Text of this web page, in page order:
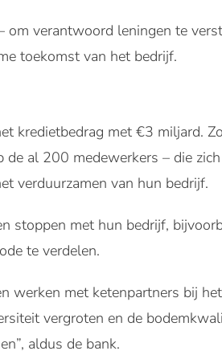
verantwoord leningen te
toekomst van het bedrijf.
kredietbedrag met €3 miljard.
al 200 medewerkers – die
verduurzamen van hun bedrijf.
stoppen met hun bedrijf,
te verdelen.
met ketenpartners bij
vergroten en de
aldus de bank.